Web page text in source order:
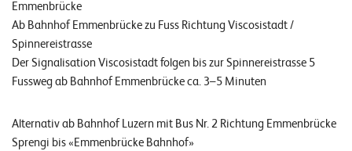
Emmenbrücke
Ab Bahnhof Emmenbrücke zu Fuss Richtung Viscosistadt /
Spinnereistrasse
Der Signalisation Viscosistadt folgen bis zur Spinnereistrasse 5
Fussweg ab Bahnhof Emmenbrücke ca. 3–5 Minuten
Alternativ ab Bahnhof Luzern mit Bus Nr. 2 Richtung Emmenbrücke
Sprengi bis «Emmenbrücke Bahnhof»